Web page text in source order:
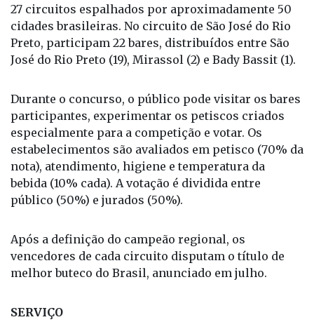
27 circuitos espalhados por aproximadamente 50
cidades brasileiras. No circuito de São José do Rio
Preto, participam 22 bares, distribuídos entre São
José do Rio Preto (19), Mirassol (2) e Bady Bassit (1).
Durante o concurso, o público pode visitar os bares
participantes, experimentar os petiscos criados
especialmente para a competição e votar. Os
estabelecimentos são avaliados em petisco (70% da
nota), atendimento, higiene e temperatura da
bebida (10% cada). A votação é dividida entre
público (50%) e jurados (50%).
Após a definição do campeão regional, os
vencedores de cada circuito disputam o título de
melhor buteco do Brasil, anunciado em julho.
SERVIÇO